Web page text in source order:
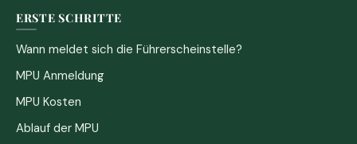
ERSTE SCHRITTE
Wann meldet sich die Führerscheinstelle?
MPU Anmeldung
MPU Kosten
Ablauf der MPU